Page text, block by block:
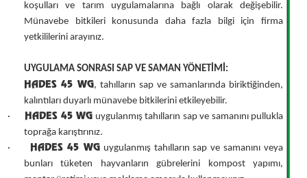
koşulları ve tarım uygulamalarına bağlı olarak değişebilir.
Münavebe bitkileri konusunda daha fazla bilgi için firma
yetkililerini arayınız.
UYGULAMA SONRASI SAP VE SAMAN YÖNETİMİ:
HADES 45 WG, tahılların sap ve samanlarında biriktiğinden,
kalıntıları duyarlı münavebe bitkilerini etkileyebilir.
·
HADES 45 WG uygulanmış tahılların sap ve samanını pullukla
toprağa karıştırınız.
·
HADES 45 WGuygulanmış tahılların sap ve samanını veya
bunları tüketen hayvanların gübrelerini kompost yapımı,